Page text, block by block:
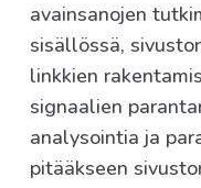
avainsanojen
sisällössä,
linkkien
signaalien
analysointia ja
pitääkseen